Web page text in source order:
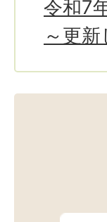
令和7
～更